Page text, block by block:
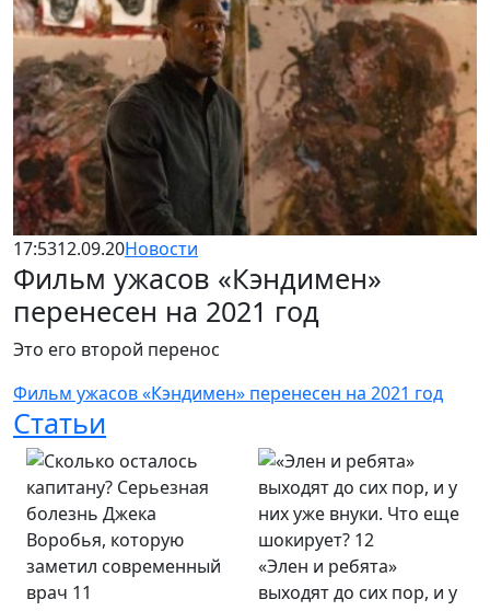
17:5312.09.20Новости
Фильм ужасов «Кэндимен»
перенесен на 2021 год
Это его второй перенос
Фильм ужасов «Кэндимен» перенесен на 2021 год
Статьи
«Элен и ребята»
выходят до сих пор, и у